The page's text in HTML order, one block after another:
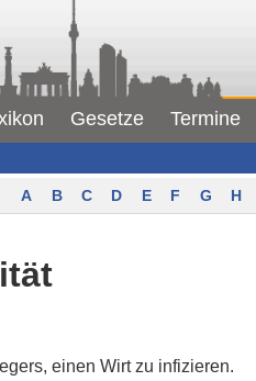
Gesetze Termine
A B C D E F G H
einen Wirt zu infizieren.